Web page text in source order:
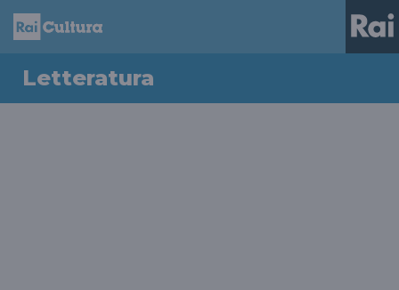
Letteratura